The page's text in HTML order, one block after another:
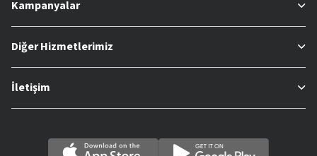
Kampanyalar
Diğer Hizmetlerimiz
İletişim